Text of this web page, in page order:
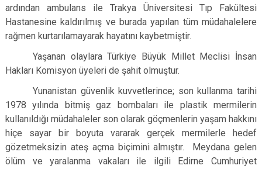
ardından ambulans ile Trakya Üniversitesi Tıp Fakültesi
Hastanesine kaldırılmış ve burada yapılan tüm müdahalelere
rağmen kurtarılamayarak hayatını kaybetmiştir.
Yaşanan olaylara Türkiye Büyük Millet Meclisi İnsan
Hakları Komisyon üyeleri de şahit olmuştur.
Yunanistan güvenlik kuvvetlerince; son kullanma tarihi
1978 yılında bitmiş gaz bombaları ile plastik mermilerin
kullanıldığı müdahaleler son olarak göçmenlerin yaşam hakkını
hiçe sayar bir boyuta vararak gerçek mermilerle hedef
gözetmeksizin ateş açma biçimini almıştır. Meydana gelen
ölüm ve yaralanma vakaları ile ilgili Edirne Cumhuriyet